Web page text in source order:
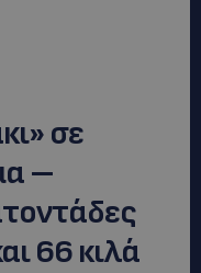
σε
–
66 κιλά